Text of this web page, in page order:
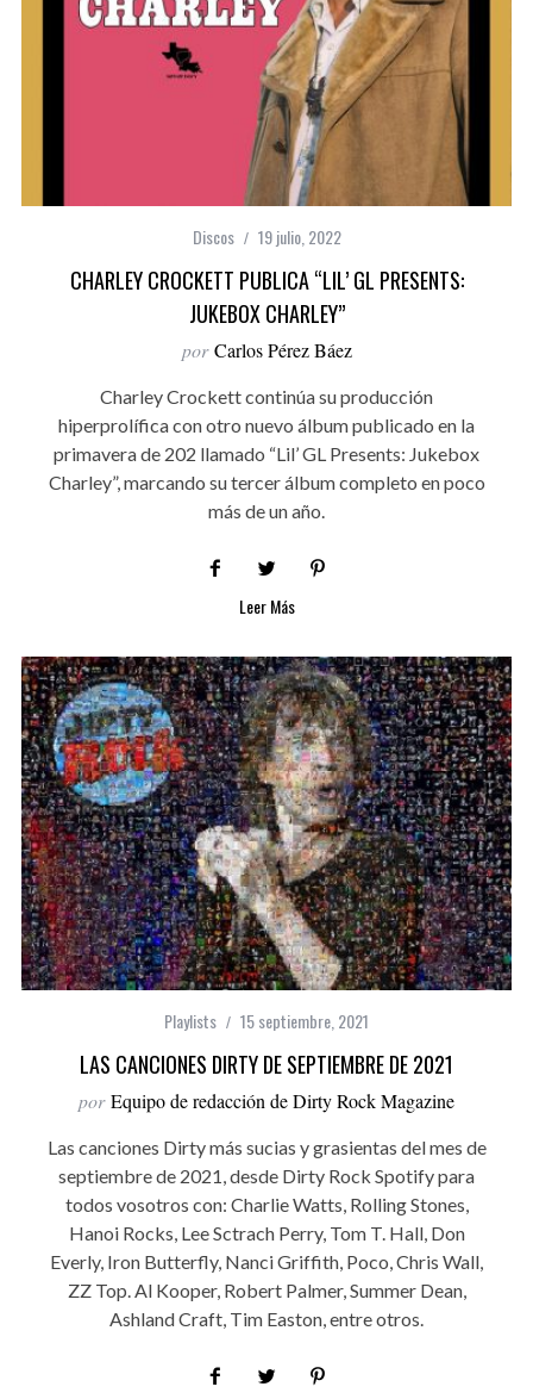
Discos 19 julio, 2022
CHARLEY CROCKETT PUBLICA “LIL’ GL PRESENTS:
JUKEBOX CHARLEY”
por Carlos Pérez Báez
Charley Crockett continúa su producción
hiperprolífica con otro nuevo álbum publicado en la
primavera de 202 llamado “Lil’ GL Presents: Jukebox
Charley”, marcando su tercer álbum completo en poco
más de un año.
Leer Más
Playlists 15 septiembre, 2021
LAS CANCIONES DIRTY DE SEPTIEMBRE DE 2021
por Equipo de redacción de Dirty Rock Magazine
Las canciones Dirty más sucias y grasientas del mes de
septiembre de 2021, desde Dirty Rock Spotify para
todos vosotros con: Charlie Watts, Rolling Stones,
Hanoi Rocks, Lee Sctrach Perry, Tom T. Hall, Don
Everly, Iron Butterfly, Nanci Griffith, Poco, Chris Wall,
ZZ Top. Al Kooper, Robert Palmer, Summer Dean,
Ashland Craft, Tim Easton, entre otros.